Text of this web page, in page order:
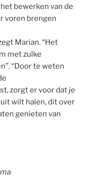
bewerken van de
voren brengen
Marian. “Het
met zulke
“Door te weten
zorgt er voor dat je
wilt halen, dit over
genieten van